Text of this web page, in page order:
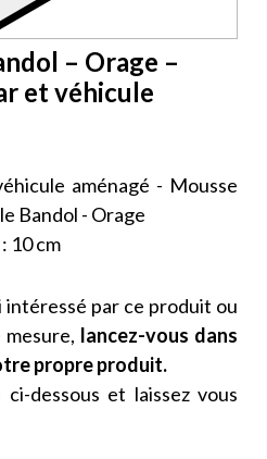
– Orage –
et véhicule
aménagé - Mousse
Bandol - Orage
10 cm
intéressé par ce produit ou
lancez-vous dans
propre produit.
dessous et laissez vous